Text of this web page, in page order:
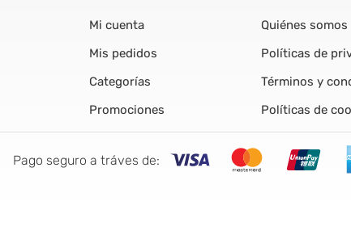
Mi cuenta
Mis pedidos
Categorías
Promociones
Quiénes somos
Políticas de
Términos y
Políticas de
Pago seguro a tráves de: